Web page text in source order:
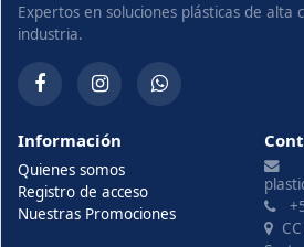
Expertos en soluciones plásticas de alta
industria.
Información
Quienes somos
Registro de acceso
Nuestras Promociones